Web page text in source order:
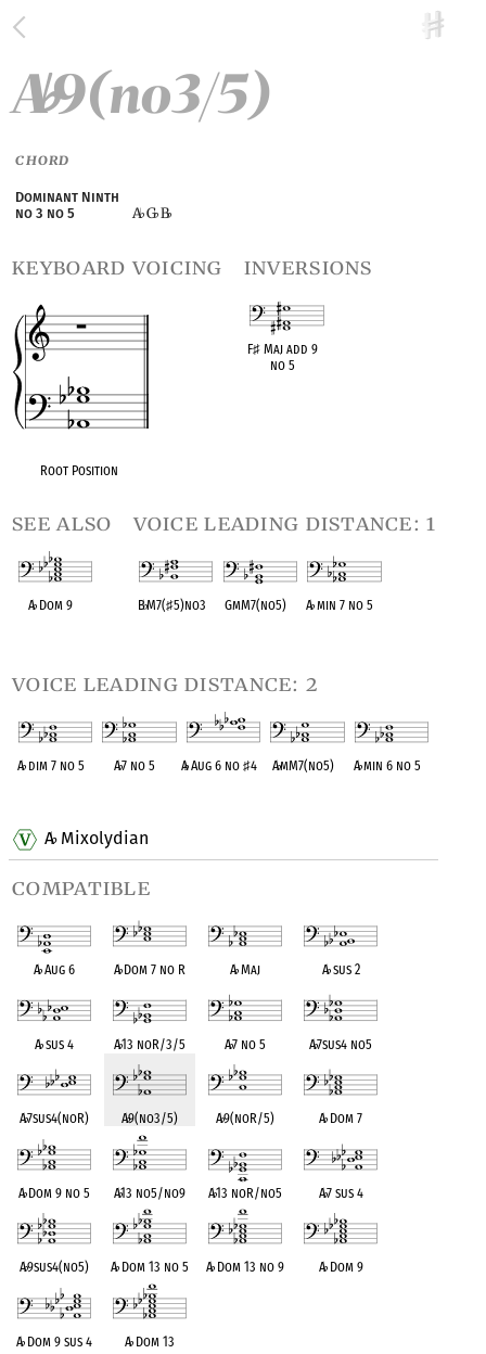
A♭Mixolydian
compatible
A♭Aug 6 A♭Dom 7 no R A♭Maj A♭sus 2
A♭sus 4 A♭13 noR/3/5 A♭7 no 5 A♭7sus4 no5
A♭7sus4(noR) A♭9(no3/5) A♭9(noR/5) A♭Dom 7
A♭Dom 9 no 5 A♭13 no5/no9 A♭13 noR/no5 A♭7 sus 4
A♭9sus4(no5) A♭Dom 13 no 5 A♭Dom 13 no 9 A♭Dom 9
A♭Dom 9 sus 4 A♭Dom 13
A♭9(no3/5)
CHORD
Dominant Ninth
no 3 no 5
A♭G♭B♭
keyboard voicing
Root Position
inversions
F♯Maj add 9
no 5
see also
A♭Dom 9
voice leading distance: 1
B♭M7(♯5)no3 GmM7(no5) A♭min 7 no 5
voice leading distance: 2
A♭dim 7 no 5 A♭7 no 5 A♭Aug 6 no♯4 A♭mM7(no5) A♭min 6 no 5